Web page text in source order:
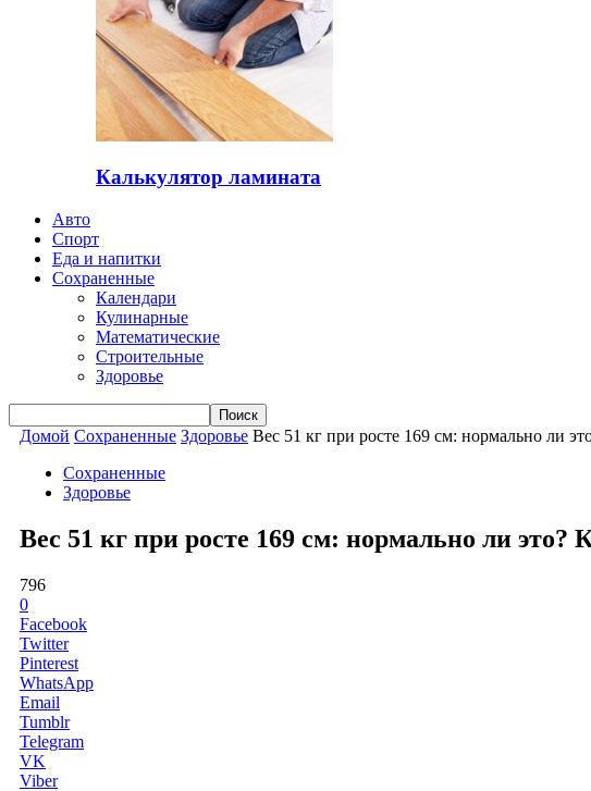
Калькулятор ламината
Авто
Спорт
Еда и напитки
Сохраненные
Календари
Кулинарные
Математические
Строительные
Здоровье
Домой Сохраненные Здоровье Вес 51 кг при росте 169 см: нормально ли
Сохраненные
Здоровье
Вес 51 кг при росте 169 см: нормально ли
796
0
Facebook
Twitter
Pinterest
WhatsApp
Email
Tumblr
Telegram
VK
Viber